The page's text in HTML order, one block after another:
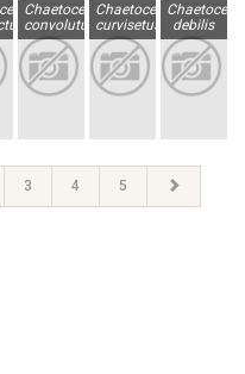
Chaetoceros
convolutus
Chaetoceros
curvisetus
debilis
3 4 5